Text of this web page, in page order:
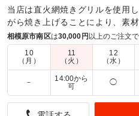
当店は直火網焼きグリルを使用
がら焼き上げることにより、素
ができます。洋食レストランの
商品数： 締切日時： 1日前10:00
配達時間：
8:00～19:00
何度も利用したくなる激安弁
相模原市南区は30,000円 以上のご注文
10
（月）
11
（火）
12
（水）
－
14:00から
可
◯